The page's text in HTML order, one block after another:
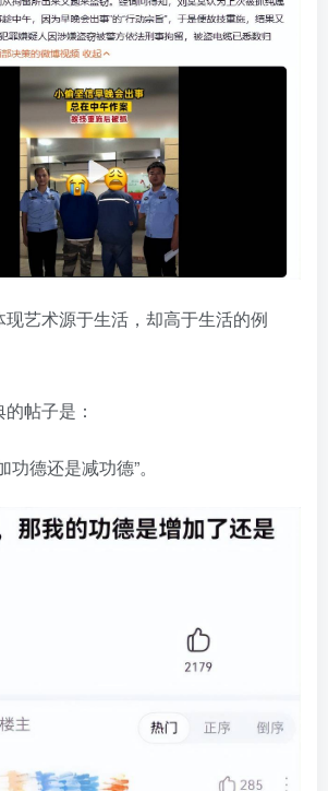
艺术源于生活，却高于生活的例
帖子是：
德还是减功德”。